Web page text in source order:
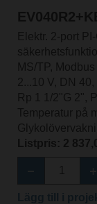
Elektr. 2-port
MS/TP,
2...10 V, DN
Rp 1 1/2"G 2",
Temperatur på
Listpris: 2